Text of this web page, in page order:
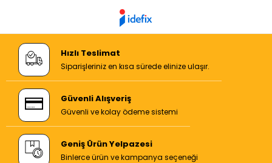
Hızlı Teslimat
Siparişleriniz en kısa sürede elinize ulaşır.
Güvenli Alışveriş
Güvenli ve kolay ödeme sistemi
Geniş Ürün Yelpazesi
Binlerce ürün ve kampanya seçeneği